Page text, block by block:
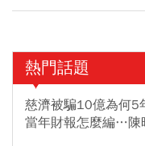
熱門話題
慈濟被騙10億為何5
當年財報怎麼編…陳